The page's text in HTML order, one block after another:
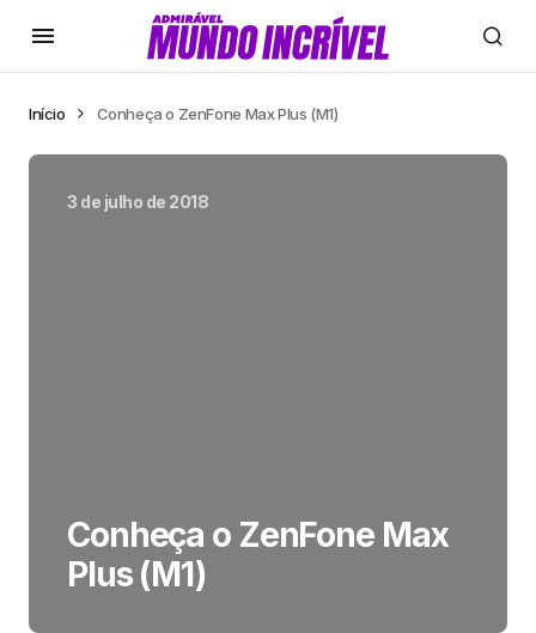
Início Conheça o ZenFone Max Plus (M1)
3 de julho de 2018
Conheça o ZenFone Max
Plus (M1)